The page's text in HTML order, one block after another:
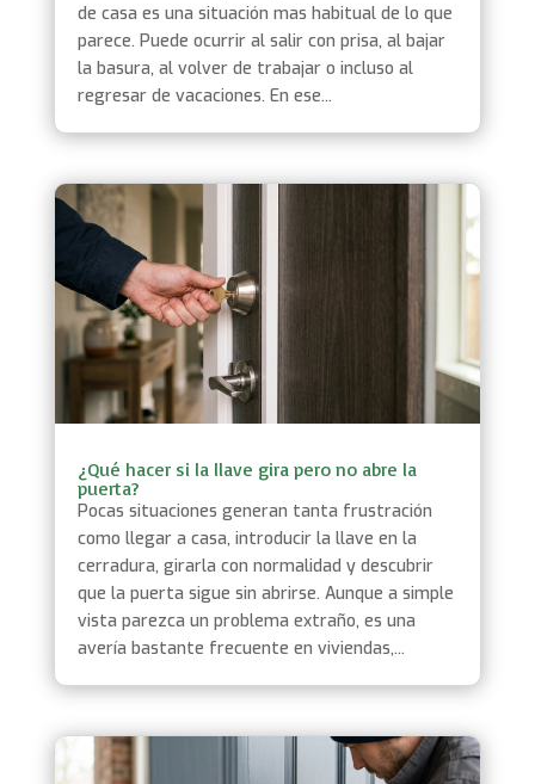
de casa es una situación mas habitual de lo que
parece. Puede ocurrir al salir con prisa, al bajar
la basura, al volver de trabajar o incluso al
regresar de vacaciones. En ese...
¿Qué hacer si la llave gira pero no abre la
puerta?
Pocas situaciones generan tanta frustración
como llegar a casa, introducir la llave en la
cerradura, girarla con normalidad y descubrir
que la puerta sigue sin abrirse. Aunque a simple
vista parezca un problema extraño, es una
avería bastante frecuente en viviendas,...